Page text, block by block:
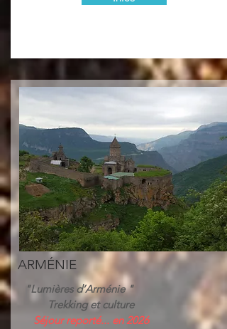
ARMÉNIE
"Lumières d’Arménie "
Trekking et culture
Séjour reporté... en 2026